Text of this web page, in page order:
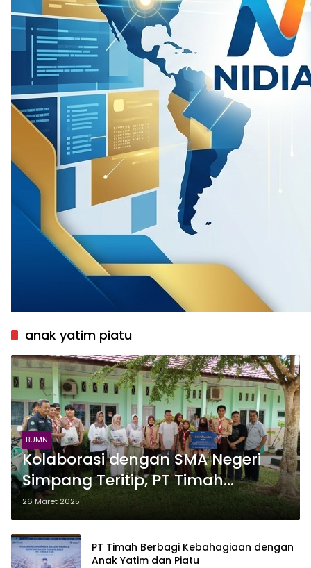
anak yatim piatu
BUMN
Kolaborasi dengan SMA Negeri
Simpang Teritip, PT Timah
Salurkan Bantuan Paket
Sembako untuk Anak Yatim dan
Piatu
26 Maret 2025
PT Timah Berbagi Kebahagiaan dengan
Anak Yatim dan Piatu